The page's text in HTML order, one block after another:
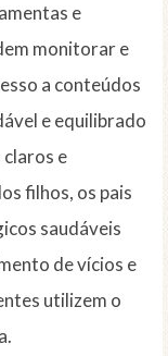
e
monitorar e
a conteúdos
e equilibrado
e
filhos, os pais
saudáveis
de vícios e
utilizem o